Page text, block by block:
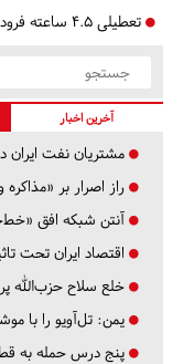
تعطیلی ۴.۵ ساعته فرودگاه‌های تهران به مناسبت روز ارتش
آخرین اخبار
مشتریان نفت ایران در ۷ سال گذشته
راز اصرار بر
آنتن شبکه افق
اقتصاد ایران تحت
خلع سلاح حزب‌الله
یمن: تل‌آویو را با
پنج درس‌ حمله به